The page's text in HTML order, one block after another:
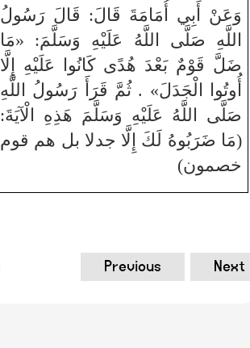
وَعَنْ أَبِي أُمَامَةَ قَالَ: قَالَ رَسُولُ
اللَّهِ صَلَّى اللَّهُ عَلَيْهِ وَسَلَّمَ: «مَا
ضَلَّ قَوْمٌ بَعْدَ هُدًى كَانُوا عَلَيْهِ إِلَّا
أُوتُوا الْجَدَلَ» . ثُمَّ قَرَأَ رَسُولُ اللَّهِ
صَلَّى اللَّهُ عَلَيْهِ وَسَلَّمَ هَذِهِ الْآيَةَ:
(مَا ضَرَبُوهُ لَكَ إِلَّا جدلا بل هم قوم
خصمون)
Previous Next